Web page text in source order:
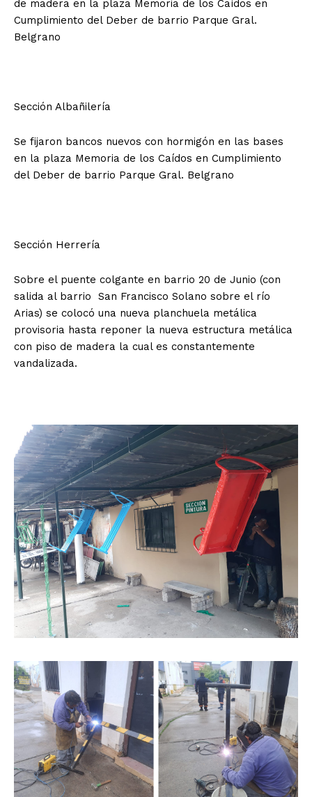
de madera en la plaza Memoria de los Caídos en
Cumplimiento del Deber de barrio Parque Gral.
Belgrano
Sección Albañilería
Se fijaron bancos nuevos con hormigón en las bases
en la plaza Memoria de los Caídos en Cumplimiento
del Deber de barrio Parque Gral. Belgrano
Sección Herrería
Sobre el puente colgante en barrio 20 de Junio (con
salida al barrio San Francisco Solano sobre el río
Arias) se colocó una nueva planchuela metálica
provisoria hasta reponer la nueva estructura metálica
con piso de madera la cual es constantemente
vandalizada.